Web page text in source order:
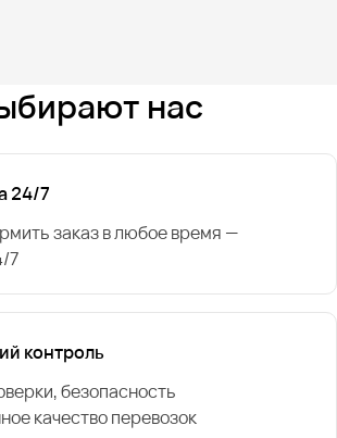
нас
24/7
заказ в любое время —
7
контроль
безопасность
качество перевозок